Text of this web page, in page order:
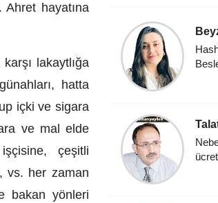
Ahret hayatına
karşı lakaytlığa
hatta
içki ve sigara
ve mal elde
çeşitli
vs. her zaman
bakan yönleri
Nebe